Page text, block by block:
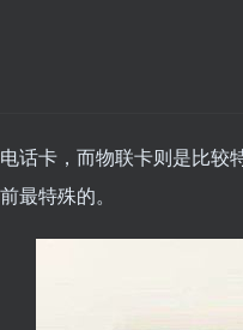
话卡，而物联卡则是比
最特殊的。